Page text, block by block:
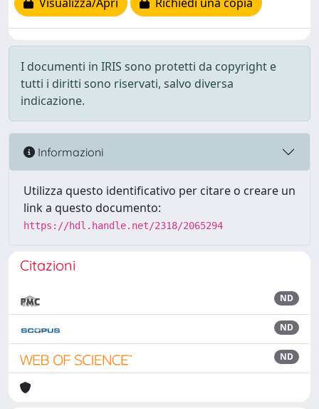
I documenti in IRIS sono protetti da copyright e
tutti i diritti sono riservati, salvo diversa
indicazione.
Informazioni
Utilizza questo identificativo per citare o creare un
link a questo documento:
https://hdl.handle.net/2318/2065294
Citazioni
ND
ND
ND